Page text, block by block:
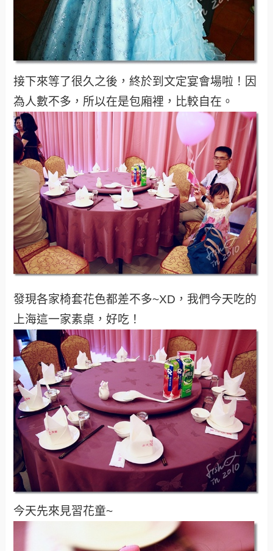
接下來等了很久之後，終於到文定宴會場啦！因
為人數不多，所以在是包廂裡，比較自在。
發現各家椅套花色都差不多~XD，我們今天吃的
上海這一家素桌，好吃！
今天先來見習花童~